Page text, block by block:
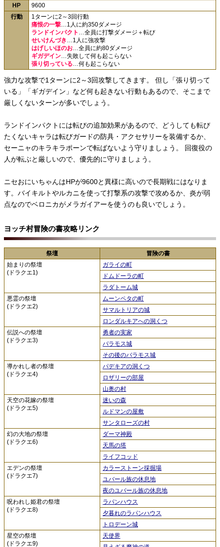
HP
9600
行動
1ターンに2～3回行動
痛恨の一撃 …1人に約350ダメージ
ランドインパクト
…全員に打撃ダメージ＋転び
せいけんづき
…1人に強攻撃
はげしいほのお …全員に約80ダメージ
ギガデイン …失敗して何も起こらない
張り切っている …何も起こらない
強力な攻撃で1ターンに2～3回攻撃してきます。 但し「張り切って
いる」「ギガデイン」など何も起きない行動もあるので、そこまで
厳しくないターンが多いでしょう。
ランドインパクトには転びの追加効果があるので、どうしても転び
たくないキャラは転びガードの防具・アクセサリーを装備するか、
セーニャのキラキラポーンで転ばないよう守りましょう。 回復役の
人が転ぶと厳しいので、優先的に守りましょう。
ニセおにいちゃんはHPが9600と異様に高いので長期戦にはなりま
す。バイキルトやルカニを使って打撃系の攻撃で攻めるか、炎が弱
点なのでベロニカがメラガイアーを使うのも良いでしょう。
ヨッチ村冒険の書攻略リンク
祭壇
冒険の書
始まりの祭壇
(ドラクエ1)
ガライの町
ドムドーラの町
ラダトーム城
悪霊の祭壇
(ドラクエ2)
ムーンペタの町
サマルトリアの城
ロンダルキアへの洞くつ
伝説への祭壇
(ドラクエ3)
勇者の実家
バラモス城
その後のバラモス城
導かれし者の祭壇
(ドラクエ4)
パデキアの洞くつ
ロザリーの部屋
山奥の村
天空の花嫁の祭壇
(ドラクエ5)
迷いの森
ルドマンの屋敷
サンタローズの村
幻の大地の祭壇
(ドラクエ6)
ダーマ神殿
天馬の塔
ライフコッド
エデンの祭壇
(ドラクエ7)
カラーストーン採掘場
ユバール族の休息地
夜のユバール族の休息地
呪われし姫君の祭壇
(ドラクエ8)
ラパンハウス
夕暮れのラパンハウス
トロデーン城
星空の祭壇
(ドラクエ9)
天使界